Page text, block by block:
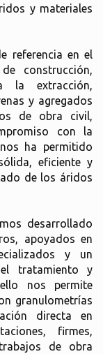
y materiales
referencia en el
construcción,
la extracción,
y agregados
de obra civil,
con la
ha permitido
eficiente y
de los áridos
desarrollado
apoyados en
y un
tratamiento y
nos permite
granulometrías
directa en
firmes,
de obra